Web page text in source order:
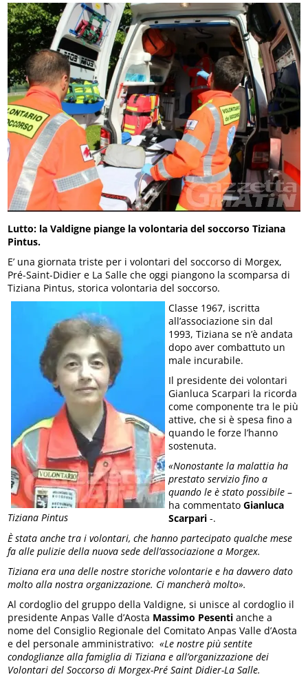
Lutto: la Valdigne piange la volontaria del soccorso Tiziana
Pintus.
E’ una giornata triste per i volontari del soccorso di Morgex,
Pré-Saint-Didier e La Salle che oggi piangono la scomparsa di
Tiziana Pintus, storica volontaria del soccorso.
Tiziana Pintus
Classe 1967, iscritta
all’associazione sin dal
1993, Tiziana se n’è andata
dopo aver combattuto un
male incurabile.
Il presidente dei volontari
Gianluca Scarpari la ricorda
come componente tra le più
attive, che si è spesa fino a
quando le forze l’hanno
sostenuta.
«Nonostante la malattia ha
prestato servizio fino a
quando le è stato possibile –
ha commentatoGianluca
Scarpari -.
È stata anche tra i volontari, che hanno partecipato qualche mese
fa alle pulizie della nuova sede dell’associazione a Morgex.
Tiziana era una delle nostre storiche volontarie e ha davvero dato
molto alla nostra organizzazione. Ci mancherà molto».
Al cordoglio del gruppo della Valdigne, si unisce al cordoglio il
presidente Anpas Valle d’Aosta Massimo Pesenti anche a
nome del Consiglio Regionale del Comitato Anpas Valle d’Aosta
e del personale amministrativo:«Le nostre più sentite
condoglianze alla famiglia di Tiziana e all’organizzazione dei
Volontari del Soccorso di Morgex-Pré Saint Didier-La Salle.